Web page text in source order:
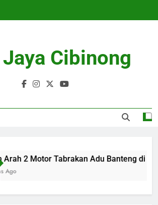
Cibinong
2 Motor Tabrakan Adu Banteng di
Ago